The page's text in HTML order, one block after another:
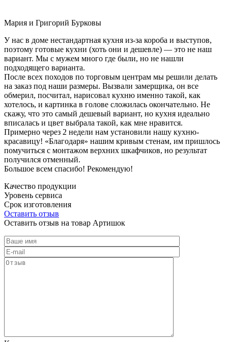
Мария и Григорий Бурковы
У нас в доме нестандартная кухня из-за короба и выступов,
поэтому готовые кухни (хоть они и дешевле) — это не наш
вариант. Мы с мужем много где были, но не нашли
подходящего варианта.
После всех походов по торговым центрам мы решили делать
на заказ под наши размеры. Вызвали замерщика, он все
обмерил, посчитал, нарисовал кухню именно такой, как
хотелось, и картинка в голове сложилась окончательно. Не
скажу, что это самый дешевый вариант, но кухня идеально
вписалась и цвет выбрала такой, как мне нравится.
Примерно через 2 недели нам установили нашу кухню-
красавицу! «Благодаря» нашим кривым стенам, им пришлось
помучиться с монтажом верхних шкафчиков, но результат
получился отменный.
Большое всем спасибо! Рекомендую!
Качество продукции
Уровень сервиса
Срок изготовления
Оставить отзыв
Оставить отзыв на товар Артишок